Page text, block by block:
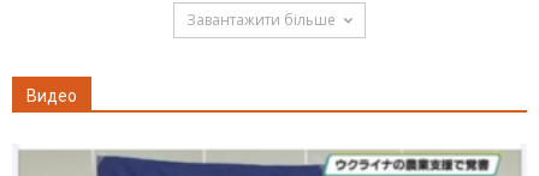
Завантажити більше
Видео